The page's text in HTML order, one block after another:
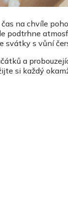
na chvíle
podtrhne
svátky s vůní
a
si každý